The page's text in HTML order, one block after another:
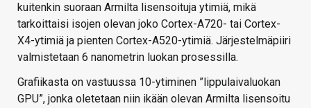
kuitenkin suoraan Armilta lisensoituja ytimiä, mikä
tarkoittaisi isojen olevan joko Cortex-A720- tai Cortex-
X4-ytimiä ja pienten Cortex-A520-ytimiä. Järjestelmäpiiri
valmistetaan 6 nanometrin luokan prosessilla.
Grafiikasta on vastuussa 10-ytiminen ”lippulaivaluokan
GPU”, jonka oletetaan niin ikään olevan Armilta lisensoitu